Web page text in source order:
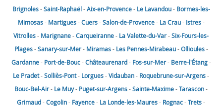
Brignoles-Saint-Raphaël-Aix-en-Provence- Le Lavandou- Bormes-les-
Mimosas- Martigues-Cuers-Salon-de-Provence- La Crau- Istres-
Vitrolles- Marignane-Carqueiranne- La Valette-du-Var-Six-Fours-les-
Plages-Sanary-sur-Mer- Miramas- Les Pennes-Mirabeau-Ollioules-
Gardanne- Port-de-Bouc-Châteaurenard- Fos-sur-Mer- Berre-l'Étang-
Le Pradet-Solliès-Pont- Lorgues-Vidauban- Roquebrune-sur-Argens-
Bouc-Bel-Air- Le Muy- Puget-sur-Argens-Sainte-Maxime-Tarascon-
Grimaud-Cogolin- Fayence- La Londe-les-Maures- Rognac-Trets-